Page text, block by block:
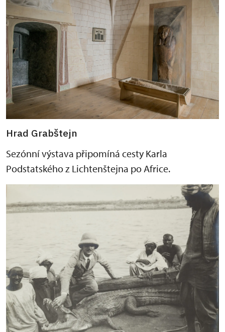
Hrad Grabštejn
Sezónní výstava připomíná cesty Karla
Podstatského z Lichtenštejna po Africe.